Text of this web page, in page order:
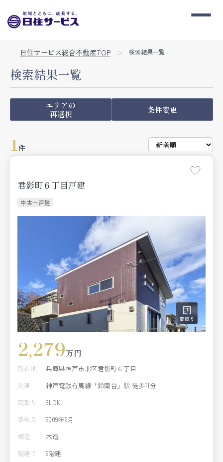
日住サービス総合不動産TOP 検索結果一覧
検索結果一覧
エリアの
再選択
条件変更
1件
君影町６丁目戸建
中古一戸建
2,279万円
所在地
兵庫県神戸市北区君影町６丁目
交通
神戸電鉄有馬線「鈴蘭台」駅 徒歩11分
間取り
3LDK
築年月
2009年2月
構造
木造
階建て
2階建